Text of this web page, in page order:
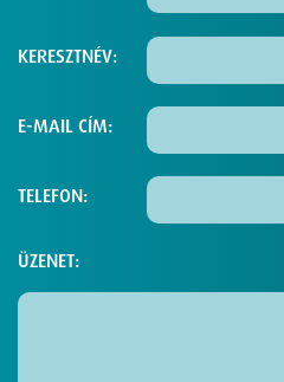
KERESZTNÉV:
E-MAIL CÍM:
TELEFON:
ÜZENET: